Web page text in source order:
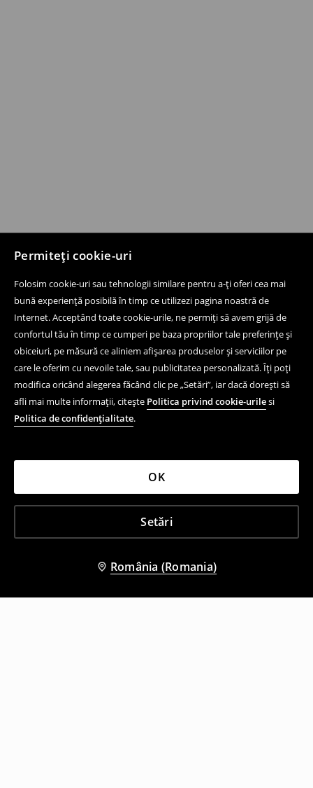
Permiteți cookie-uri
Folosim cookie-uri sau tehnologii similare pentru a-ți oferi cea mai
bună experiență posibilă în timp ce utilizezi pagina noastră de
Internet. Acceptând toate cookie-urile, ne permiți să avem grijă de
confortul tău în timp ce cumperi pe baza propriilor tale preferințe și
obiceiuri, pe măsură ce aliniem afișarea produselor și serviciilor pe
care le oferim cu nevoile tale, sau publicitatea personalizată. Îți poți
modifica oricând alegerea făcând clic pe „Setări”, iar dacă dorești să
afli mai multe informații, citește Politica privind cookie-urilesi
Politica de confidențialitate.
Setări
OK
România (Romania)